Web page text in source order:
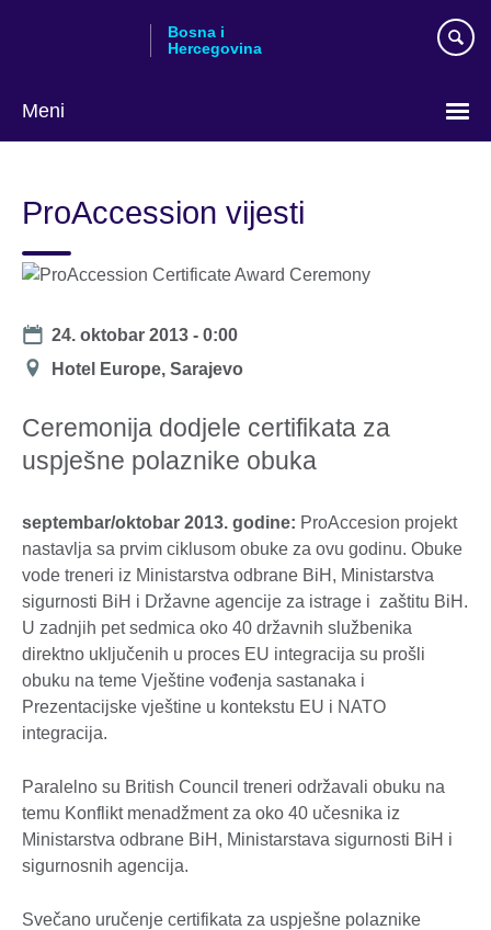
Bosna i
Hercegovina
Meni
language
ProAccession vijesti
Date
24. oktobar 2013 - 0:00
Lokacija
Hotel Europe, Sarajevo
Ceremonija dodjele certifikata za
uspješne polaznike obuka
septembar/oktobar 2013. godine: ProAccesion projekt
nastavlja sa prvim ciklusom obuke za ovu godinu. Obuke
vode treneri iz Ministarstva odbrane BiH, Ministarstva
sigurnosti BiH i Državne agencije za istrage i zaštitu BiH.
U zadnjih pet sedmica oko 40 državnih službenika
direktno uključenih u proces EU integracija su prošli
obuku na teme Vještine vođenja sastanaka i
Prezentacijske vještine u kontekstu EU i NATO
integracija.
Paralelno su British Council treneri održavali obuku na
temu Konflikt menadžment za oko 40 učesnika iz
Ministarstva odbrane BiH, Ministarstava sigurnosti BiH i
sigurnosnih agencija.
Svečano uručenje certifikata za uspješne polaznike